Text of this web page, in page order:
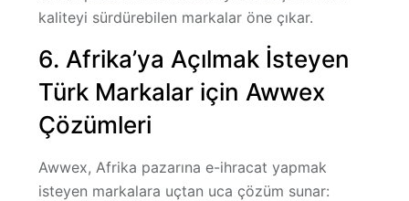
kaliteyi sürdürebilen markalar öne çıkar.
6. Afrika’ya Açılmak İsteyen
Türk Markalar için Awwex
Çözümleri
Awwex, Afrika pazarına e-ihracat yapmak
isteyen markalara uçtan uca çözüm sunar: